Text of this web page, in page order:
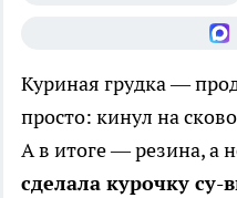
Куриная грудка —
просто: кинул на
А в итоге — резина, а
сделала курочку